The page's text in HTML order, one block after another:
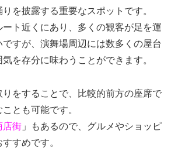
を披露する重要なスポットです。
ト近くにあり、多くの観客が足を運
すが、演舞場周辺には数多くの屋台
を存分に味わうことができます。
りをすることで、比較的前方の座席で
とも可能です。
店街 」もあるので、グルメやショッピ
すめです。